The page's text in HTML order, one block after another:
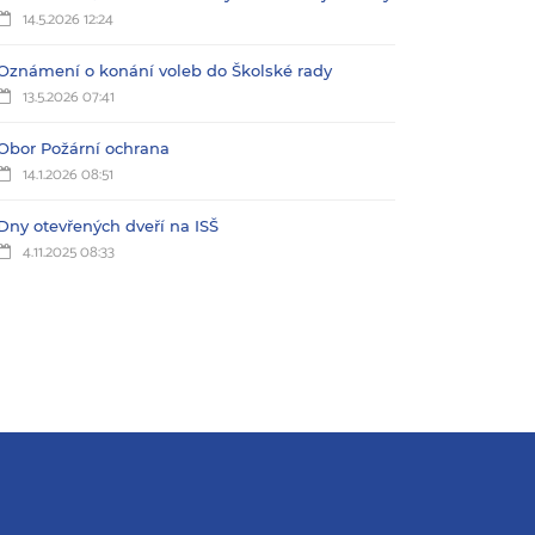
14.5.2026 12:24
o konání voleb do Školské rady
13.5.2026 07:41
Požární ochrana
14.1.2026 08:51
otevřených dveří na ISŠ
4.11.2025 08:33